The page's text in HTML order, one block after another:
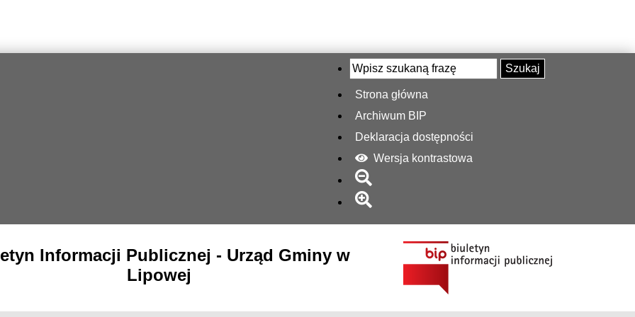
Szukaj
Strona główna
Archiwum BIP
Deklaracja dostępności
Wersja kontrastowa
Informacji Publicznej - Urząd Gminy w
Lipowej